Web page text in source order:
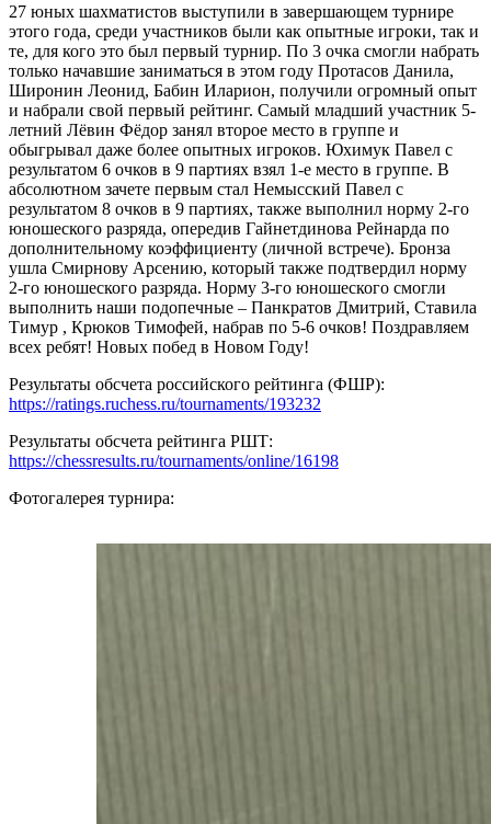
27 юных шахматистов выступили в завершающем турнире
этого года, среди участников были как опытные игроки, так и
те, для кого это был первый турнир. По 3 очка смогли набрать
только начавшие заниматься в этом году Протасов Данила,
Широнин Леонид, Бабин Иларион, получили огромный опыт
и набрали свой первый рейтинг. Самый младший участник 5-
летний Лёвин Фёдор занял второе место в группе и
обыгрывал даже более опытных игроков. Юхимук Павел с
результатом 6 очков в 9 партиях взял 1-е место в группе. В
абсолютном зачете первым стал Немысский Павел с
результатом 8 очков в 9 партиях, также выполнил норму 2-го
юношеского разряда, опередив Гайнетдинова Рейнарда по
дополнительному коэффициенту (личной встрече). Бронза
ушла Смирнову Арсению, который также подтвердил норму
2-го юношеского разряда. Норму 3-го юношеского смогли
выполнить наши подопечные – Панкратов Дмитрий, Ставила
Тимур , Крюков Тимофей, набрав по 5-6 очков! Поздравляем
всех ребят! Новых побед в Новом Году!
Результаты обсчета российского рейтинга (ФШР):
https://ratings.ruchess.ru/tournaments/193232
Результаты обсчета рейтинга РШТ:
https://chessresults.ru/tournaments/online/16198
Фотогалерея турнира: